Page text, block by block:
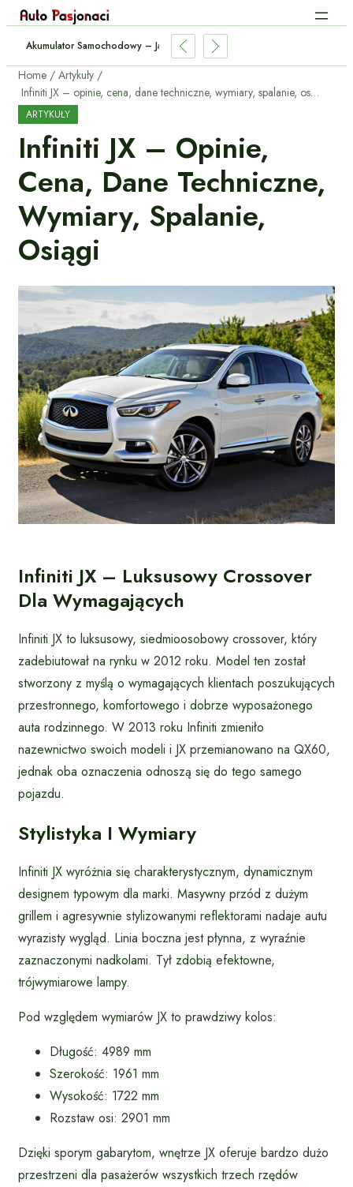
Przyczepę? – Przepisy I Praktyczne Porady
Home
Artykuły
Infiniti JX – opinie, cena, dane techniczne, wymiary, spalanie, osiągi
ARTYKUŁY
Infiniti JX – Opinie,
Cena, Dane Techniczne,
Wymiary, Spalanie,
Osiągi
Infiniti JX – Luksusowy Crossover
Dla Wymagających
Infiniti JX to luksusowy, siedmioosobowy crossover, który
zadebiutował na rynku w 2012 roku. Model ten został
stworzony z myślą o wymagających klientach poszukujących
przestronnego, komfortowego i dobrze wyposażonego
auta rodzinnego. W 2013 roku Infiniti zmieniło
nazewnictwo swoich modeli i JX przemianowano na QX60,
jednak oba oznaczenia odnoszą się do tego samego
pojazdu.
Stylistyka I Wymiary
Infiniti JX wyróżnia się charakterystycznym, dynamicznym
designem typowym dla marki. Masywny przód z dużym
grillem i agresywnie stylizowanymi reflektorami nadaje autu
wyrazisty wygląd. Linia boczna jest płynna, z wyraźnie
zaznaczonymi nadkolami. Tył zdobią efektowne,
trójwymiarowe lampy.
Pod względem wymiarów JX to prawdziwy kolos:
Długość: 4989 mm
Szerokość: 1961 mm
Wysokość: 1722 mm
Rozstaw osi: 2901 mm
Dzięki sporym gabarytom, wnętrze JX oferuje bardzo dużo
przestrzeni dla pasażerów wszystkich trzech rzędów